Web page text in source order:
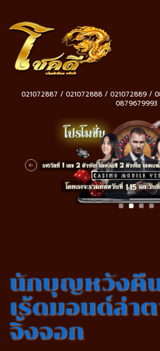
021072887 / 021072888 / 021072889 /
0879679993
นักบุญหวังคื
เร้ดมอนด์ล่า
จิ้งจอก